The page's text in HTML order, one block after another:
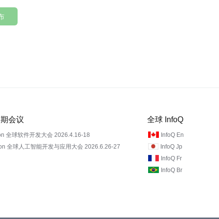
会议
全球软件开发大会 2026.4.16-18
全球人工智能开发与应用大会 2026.6.26-27
全球 InfoQ
InfoQ En
InfoQ Jp
InfoQ Fr
InfoQ Br